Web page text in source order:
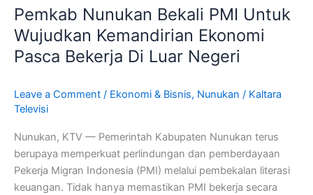
Pemkab Nunukan Bekali PMI Untuk
Wujudkan Kemandirian Ekonomi
Pasca Bekerja Di Luar Negeri
Leave a Comment / Ekonomi & Bisnis, Nunukan / Kaltara
Televisi
Nunukan, KTV — Pemerintah Kabupaten Nunukan terus
berupaya memperkuat perlindungan dan pemberdayaan
Pekerja Migran Indonesia (PMI) melalui pembekalan literasi
keuangan. Tidak hanya memastikan PMI bekerja secara
Bekali
PMI
Untuk
Wujudkan
Ekonomi
Pasca
Bekerja
Di
Luar
Negeri